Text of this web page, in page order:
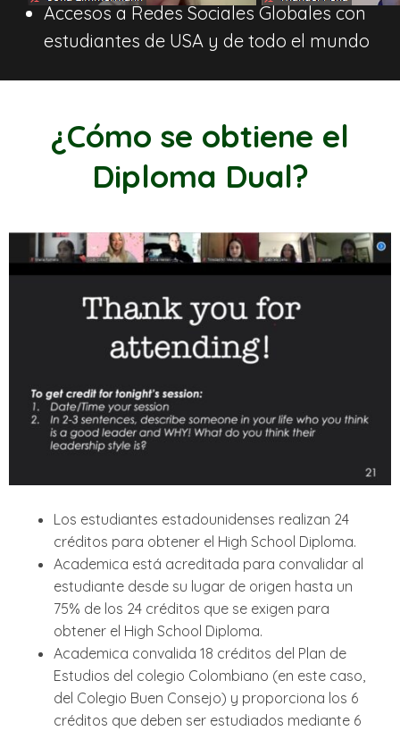
Accesos a Redes Sociales Globales con
estudiantes de USA y de todo el mundo
¿Cómo se obtiene el
Diploma Dual?
Los estudiantes estadounidenses realizan 24
créditos para obtener el High School Diploma.
Academica está acreditada para convalidar al
estudiante desde su lugar de origen hasta un
75% de los 24 créditos que se exigen para
obtener el High School Diploma.
Academica convalida 18 créditos del Plan de
Estudios del colegio Colombiano (en este caso,
del Colegio Buen Consejo) y proporciona los 6
créditos que deben ser estudiados mediante 6